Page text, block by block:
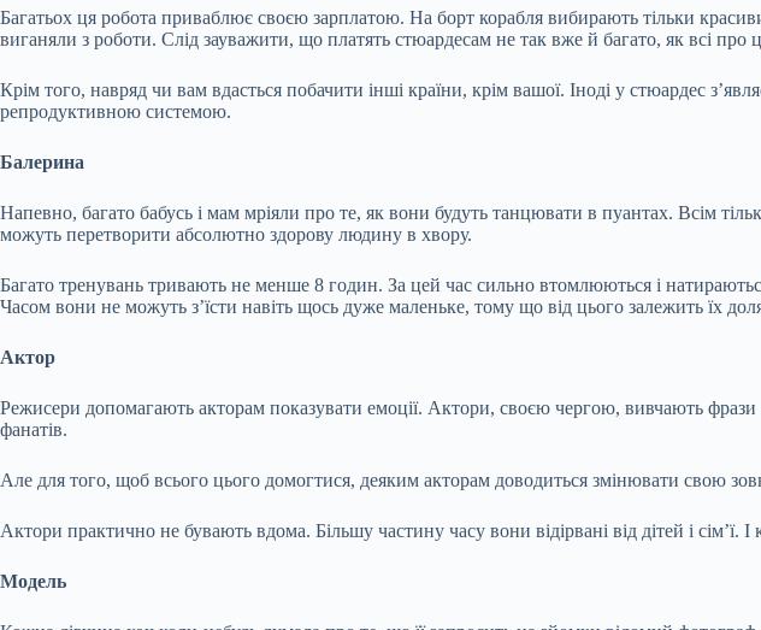
Багатьох ця робота приваблює своєю зарплатою. На борт корабля вибирають тільки
виганяли з роботи. Слід зауважити, що платять стюардесам не так вже й багато, як всі про
Крім того, навряд чи вам вдасться побачити інші країни, крім вашої. Іноді у стюардес
репродуктивною системою.
Балерина
Напевно, багато бабусь і мам мріяли про те, як вони будуть танцювати в пуантах. Всім
можуть перетворити абсолютно здорову людину в хвору.
Багато тренувань тривають не менше 8 годин. За цей час сильно втомлюються і
Часом вони не можуть з’їсти навіть щось дуже маленьке, тому що від цього залежить їх
Актор
Режисери допомагають акторам показувати емоції. Актори, своєю чергою, вивчають фрази
фанатів.
Але для того, щоб всього цього домогтися, деяким акторам доводиться змінювати свою
Актори практично не бувають вдома. Більшу частину часу вони відірвані від дітей і
Модель